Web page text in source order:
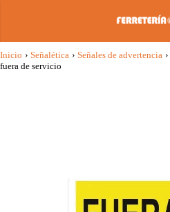
Inicio › Señalética › Señales de advertencia ›
fuera de servicio